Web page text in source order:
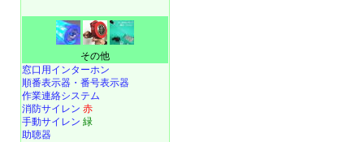
その他
窓口用インターホン
順番表示器・番号表示器
作業連絡システム
消防サイレン 赤
手動サイレン 緑
助聴器